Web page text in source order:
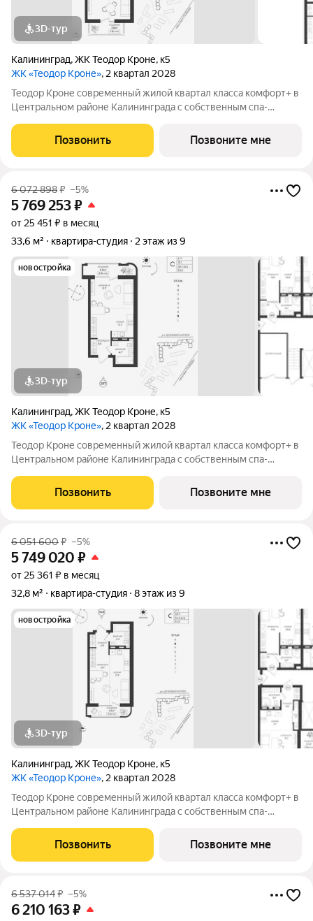
3D-тур
Калининград,ЖК Теодор Кроне, к5
ЖК «Теодор Кроне», 2 квартал 2028
Теодор Кроне современный жилой квартал класса комфорт+ в
Центральном районе Калининграда с собственным спа-
тех, кто ценит качество, эстетику и полноценную жизнь рядом
со всем необходимым. 99%
Позвонить Позвоните мне
6 072 898₽ –5%
5 769 253₽
от 25 451 ₽ в месяц
33,6 м²
квартира-студия 2 этаж из 9
новостройка
3D-тур
Калининград,ЖК Теодор Кроне, к5
ЖК «Теодор Кроне», 2 квартал 2028
Теодор Кроне современный жилой квартал класса комфорт+ в
Центральном районе Калининграда с собственным спа-
тех, кто ценит качество, эстетику и полноценную жизнь рядом
со всем необходимым. 99%
Позвонить Позвоните мне
6 051 600₽ –5%
5 749 020 ₽
от 25 361 ₽ в месяц
32,8 м²
квартира-студия 8 этаж из 9
новостройка
3D-тур
Калининград,ЖК Теодор Кроне, к5
ЖК «Теодор Кроне», 2 квартал 2028
Теодор Кроне современный жилой квартал класса комфорт+ в
Центральном районе Калининграда с собственным спа-
тех, кто ценит качество, эстетику и полноценную жизнь рядом
со всем необходимым. 99%
Позвонить Позвоните мне
6 537 014₽ –5%
6 210 163₽